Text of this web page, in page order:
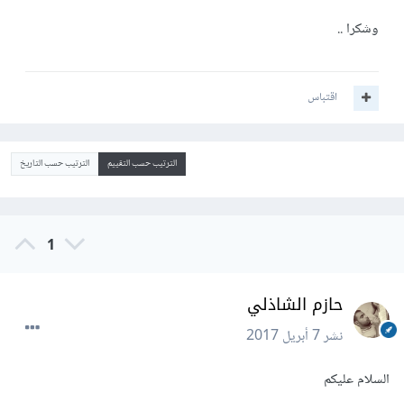
وشكرا ..
اقتباس
الترتيب حسب التقييم الترتيب حسب التاريخ
1
حازم الشاذلي
نشر7 أبريل 2017
السلام عليكم